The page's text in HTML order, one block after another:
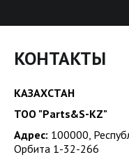
КОНТАКТЫ
КАЗАХСТАН
ТОО "Parts&S-KZ"
Адрес: 100000,
Орбита 1-32-266